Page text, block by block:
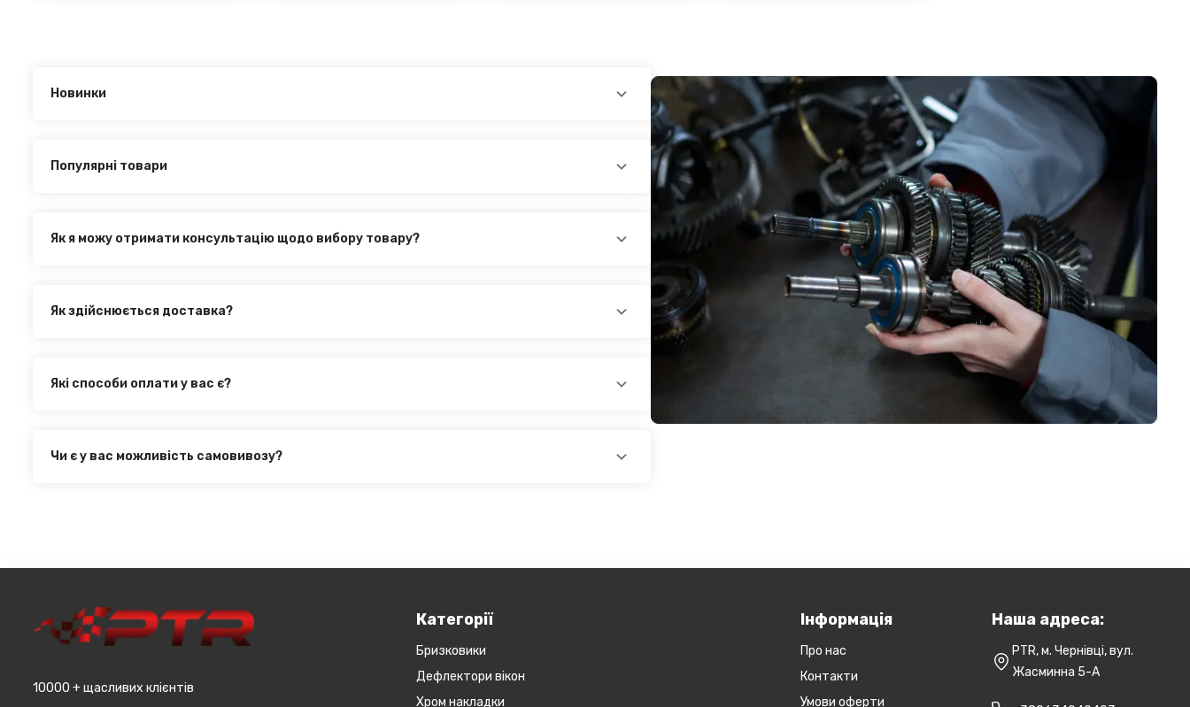
Новинки
Популярні товари
Як я можу отримати консультацію щодо вибору товару?
Як здійснюється доставка?
Нова Пошта (термін доставки 1 - 3 дні)
Укр. Пошта (термін доставки 1 - 3 дні за повною передоплатою) для великогабаритного
при мінімальній сумі замовлення від 3000 грн. Дана пропозиція не поширюється на
Які способи оплати у вас є?
Чи є у вас можливість самовивозу?
10000 + щасливих клієнтів
Категорії
Бризковики
Дефлектори вікон
Хром накладки
Інформація
Про нас
Контакти
Умови оферти
Наша адреса:
PTR, м. Чернівці, вул.
Жасминна 5-А